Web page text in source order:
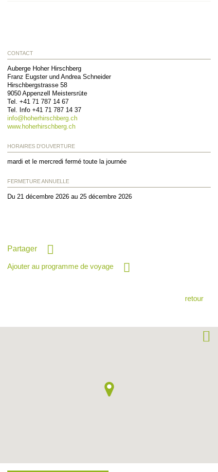
CONTACT
Auberge Hoher Hirschberg
Franz Eugster und Andrea Schneider
Hirschbergstrasse 58
9050 Appenzell Meistersrüte
Tel. +41 71 787 14 67
Tel. Info +41 71 787 14 37
info@hoherhirschberg.ch
www.hoherhirschberg.ch
HORAIRES D'OUVERTURE
mardi et le mercredi fermé toute la journée
FERMETURE ANNUELLE
Du 21 décembre 2026 au 25 décembre 2026
Partager
Ajouter au programme de voyage
retour